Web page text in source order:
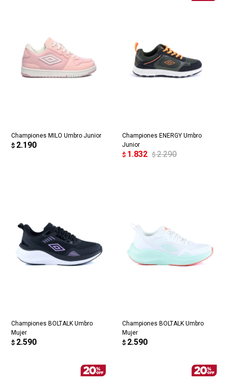
Championes MILO Umbro Junior
$ 2.190
Championes ENERGY Umbro
Junior
$ 1.832 $ 2.290
Championes BOLTALK Umbro
Mujer
$ 2.590
Championes BOLTALK Umbro
Mujer
$ 2.590